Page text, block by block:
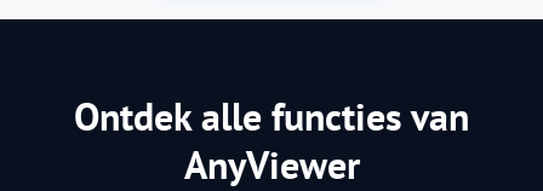
Ontdek alle functies van
AnyViewer